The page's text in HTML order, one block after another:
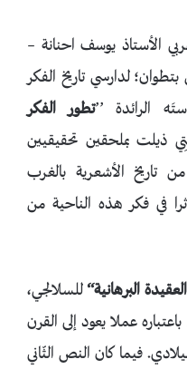
الأستاذ يوسف احنانة –
بتطوان؛ لدارسي تاريخ الفكر
الرائدة ’’تطور الفكر
ذيلت بملحقين تحقيقيين
تاريخ الأشعرية بالغرب
في فكر هذه الناحية من
العقيدة البرهانية‘‘ للسلالجي،
عملا يعود إلى القرن
فيما كان النص الثّاني